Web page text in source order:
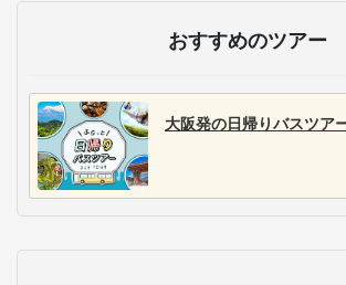
おすすめのツアー
大阪発の日帰りバスツア